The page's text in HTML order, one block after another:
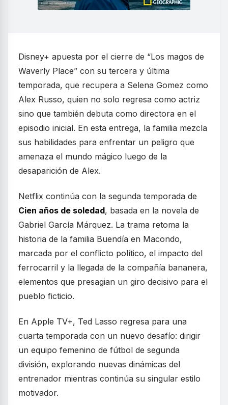
Disney+ apuesta por el cierre de “Los magos de
Waverly Place” con su tercera y última
temporada, que recupera a Selena Gomez como
Alex Russo, quien no solo regresa como actriz
sino que también debuta como directora en el
episodio inicial. En esta entrega, la familia mezcla
sus habilidades para enfrentar un peligro que
amenaza el mundo mágico luego de la
desaparición de Alex.
Netflix continúa con la segunda temporada de
Cien años de soledad, basada en la novela de
Gabriel García Márquez. La trama retoma la
historia de la familia Buendía en Macondo,
marcada por el conflicto político, el impacto del
ferrocarril y la llegada de la compañía bananera,
elementos que presagian un giro decisivo para el
pueblo ficticio.
En Apple TV+, Ted Lasso regresa para una
cuarta temporada con un nuevo desafío: dirigir
un equipo femenino de fútbol de segunda
división, explorando nuevas dinámicas del
entrenador mientras continúa su singular estilo
motivador.